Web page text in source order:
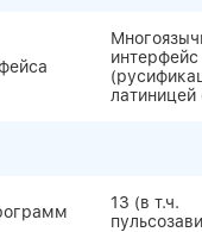
интерфейс
13 (в т.ч.